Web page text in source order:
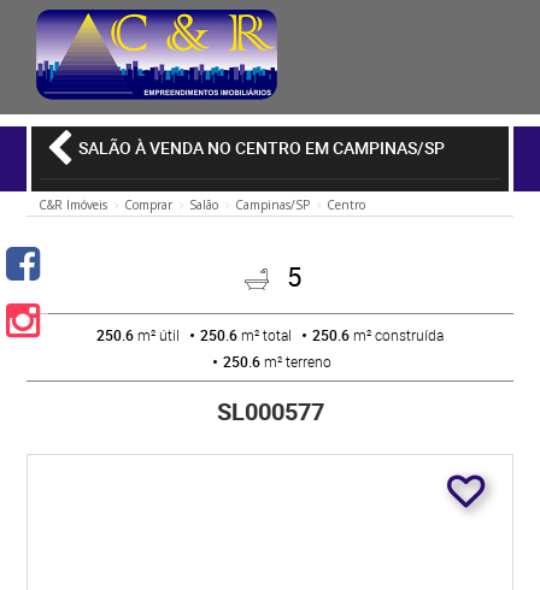
SALÃO À VENDA NO CENTRO EM CAMPINAS/SP
C&R Imóveis Comprar Salão Campinas/SP Centro
5
250.6m² útil 250.6m² total 250.6m² construída
250.6m² terreno
SL000577